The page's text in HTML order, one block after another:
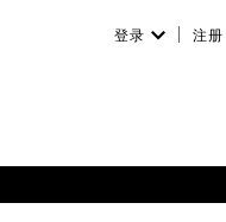
登录 注册